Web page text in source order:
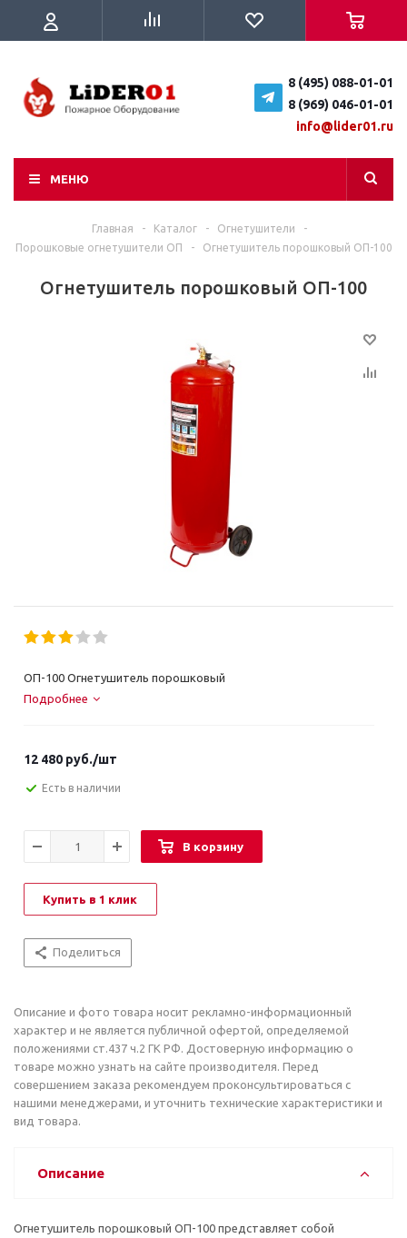
8 (495) 088-01-01
8 (969) 046-01-01
info@lider01.ru
МЕНЮ
Главная - Каталог - Огнетушители
-
Порошковые огнетушители ОП
- Огнетушитель порошковый ОП-100
Огнетушитель порошковый ОП-100
ОП-100 Огнетушитель порошковый
Подробнее
12 480 руб./шт
Есть в наличии
В корзину
Купить в 1 клик
Поделиться
Описание и фото товара носит рекламно-информационный
характер и не является публичной офертой, определяемой
положениями ст.437 ч.2 ГК РФ. Достоверную информацию о
товаре можно узнать на сайте производителя. Перед
совершением заказа рекомендуем проконсультироваться с
нашими менеджерами, и уточнить технические характеристики и
вид товара.
Описание
Огнетушитель порошковый ОП-100 представляет собой